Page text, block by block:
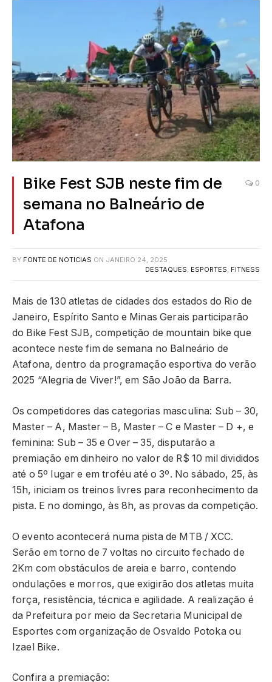
Bike Fest SJB neste fim de
semana no Balneário de
Atafona
0
BY FONTE DE NOTICIAS ON JANEIRO 24, 2025
DESTAQUES, ESPORTES, FITNESS
Mais de 130 atletas de cidades dos estados do Rio de
Janeiro, Espírito Santo e Minas Gerais participarão
do Bike Fest SJB, competição de mountain bike que
acontece neste fim de semana no Balneário de
Atafona, dentro da programação esportiva do verão
2025 “Alegria de Viver!”, em São João da Barra.
Os competidores das categorias masculina: Sub – 30,
Master – A, Master – B, Master – C e Master – D +, e
feminina: Sub – 35 e Over – 35, disputarão a
premiação em dinheiro no valor de R$ 10 mil divididos
até o 5º lugar e em troféu até o 3º. No sábado, 25, às
15h, iniciam os treinos livres para reconhecimento da
pista. E no domingo, às 8h, as provas da competição.
O evento acontecerá numa pista de MTB / XCC.
Serão em torno de 7 voltas no circuito fechado de
2Km com obstáculos de areia e barro, contendo
ondulações e morros, que exigirão dos atletas muita
força, resistência, técnica e agilidade. A realização é
da Prefeitura por meio da Secretaria Municipal de
Esportes com organização de Osvaldo Potoka ou
Izael Bike.
Confira a premiação: